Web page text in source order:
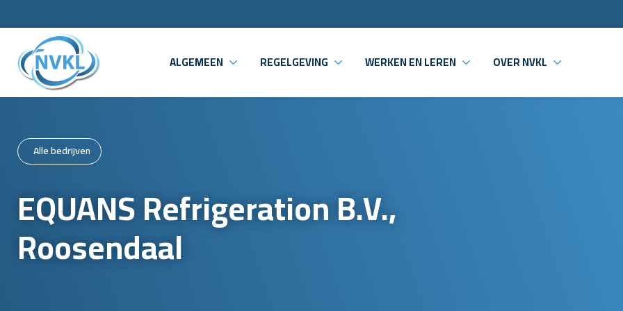
ALGEMEEN REGELGEVING WERKEN EN LEREN OVER NVKL
Alle bedrijven
EQUANS Refrigeration B.V.,
Roosendaal